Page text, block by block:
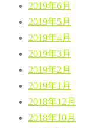
2019年6月
2019年5月
2019年4月
2019年3月
2019年2月
2019年1月
2018年12月
2018年10月